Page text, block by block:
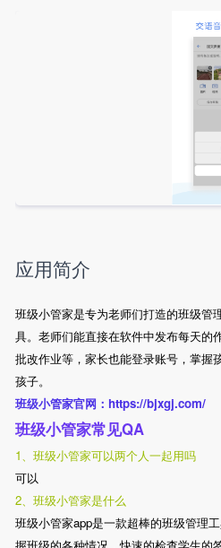
应用简介
班级小管家是专为老师们打造的班级管
具。老师们能直接在软件中发布每天的
批改作业等，家长也能登录账号，掌握
孩子。
班级小管家官网：https://bjxgj.com/
班级小管家常见QA
1、班级小管家可以两个人一起用吗
可以
2、班级小管家是什么
班级小管家app是一款超棒的班级管理